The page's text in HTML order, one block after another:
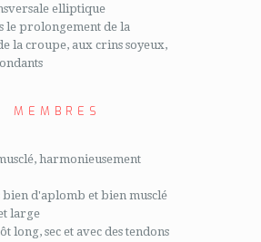
elliptique
le prolongement de la
la croupe, aux crins soyeux,
MEMBRES
harmonieusement
bien d'aplomb et bien musclé
large
long, sec et avec des tendons